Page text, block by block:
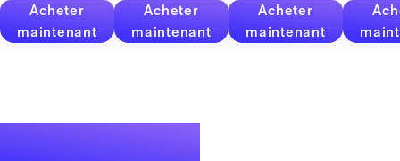
Acheter
maintenant
Acheter
maintenant
Acheter
maintenant